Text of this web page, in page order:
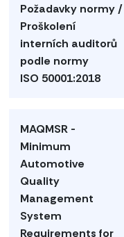
Požadavky normy /
Proškolení
interních auditorů
podle normy
ISO 50001:2018
MAQMSR -
Minimum
Automotive
Quality
Management
System
Requirements for